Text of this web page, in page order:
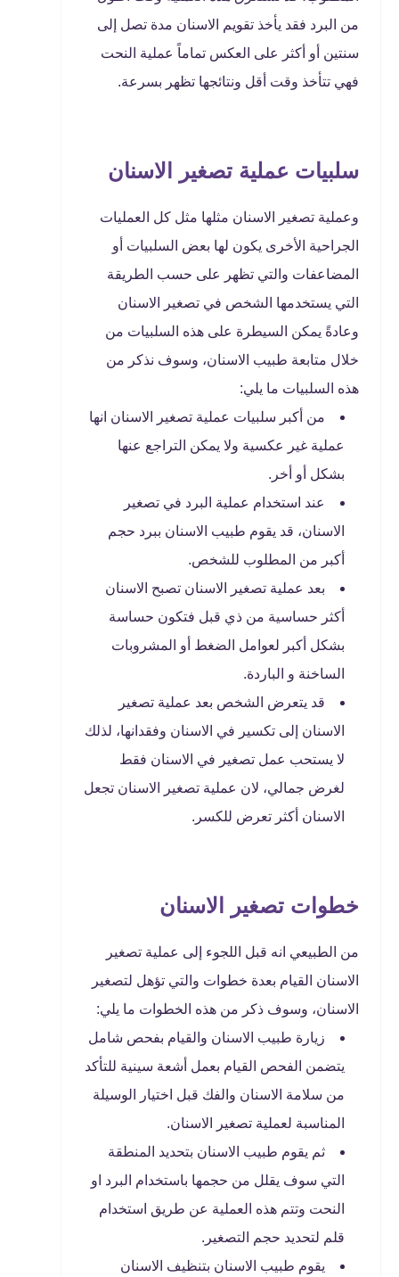
من البرد فقد يأخذ تقويم الاسنان مدة تصل إلى
سنتين أو أكثر على العكس تماماً عملية النحت
فهي تتأخذ وقت أقل ونتائجها تظهر بسرعة.
سلبيات عملية تصغير الاسنان
وعملية تصغير الاسنان مثلها مثل كل العمليات
الجراحية الأخرى يكون لها بعض السلبيات أو
المضاعفات والتي تظهر على حسب الطريقة
التي يستخدمها الشخص في تصغير الاسنان
وعادةً يمكن السيطرة على هذه السلبيات من
خلال متابعة طبيب الاسنان، وسوف نذكر من
هذه السلبيات ما يلي:
من أكبر سلبيات عملية تصغير الاسنان انها
عملية غير عكسية ولا يمكن التراجع عنها
بشكل أو أخر.
عند استخدام عملية البرد في تصغير
الاسنان، قد يقوم طبيب الاسنان ببرد حجم
أكبر من المطلوب للشخص.
بعد عملية تصغير الاسنان تصبح الاسنان
أكثر حساسية من ذي قبل فتكون حساسة
بشكل أكبر لعوامل الضغط أو المشروبات
الساخنة و الباردة.
قد يتعرض الشخص بعد عملية تصغير
الاسنان إلى تكسير في الاسنان وفقدانها، لذلك
لا يستحب عمل تصغير في الاسنان فقط
لغرض جمالي، لان عملية تصغير الاسنان تجعل
الاسنان أكثر تعرض للكسر.
خطوات تصغير الاسنان
من الطبيعي انه قبل اللجوء إلى عملية تصغير
الاسنان القيام بعدة خطوات والتي تؤهل لتصغير
الاسنان، وسوف ذكر من هذه الخطوات ما يلي:
زيارة طبيب الاسنان والقيام بفحص شامل
يتضمن الفحص القيام بعمل أشعة سينية للتأكد
من سلامة الاسنان والفك قبل اختيار الوسيلة
المناسبة لعملية تصغير الاسنان.
ثم يقوم طبيب الاسنان بتحديد المنطقة
التي سوف يقلل من حجمها باستخدام البرد او
النحت وتتم هذه العملية عن طريق استخدام
قلم لتحديد حجم التصغير.
يقوم طبيب الاسنان بتنظيف الاسنان